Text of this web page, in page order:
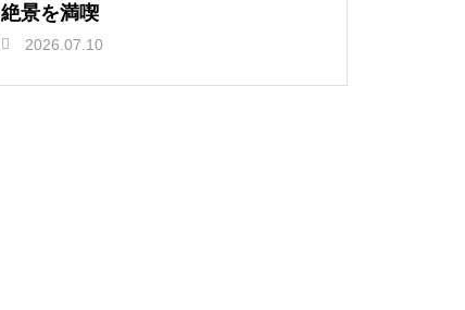
絶景を満喫
2026.07.10